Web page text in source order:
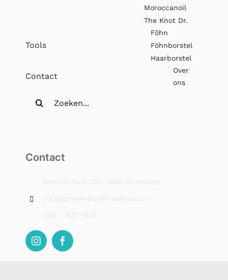
Moroccanoil
The Knot Dr.
Tools
Föhn
Föhnborstel
Haarborstel
Contact
Over
ons
naar:
Contact